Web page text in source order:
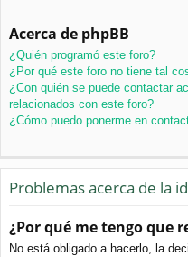
Acerca de phpBB
¿Quién programó este foro?
¿Por qué este foro no tiene tal
¿Con quién se puede contactar
relacionados con este foro?
¿Cómo puedo ponerme en
Problemas acerca de la
¿Por qué me tengo que
No está obligado a hacerlo, la